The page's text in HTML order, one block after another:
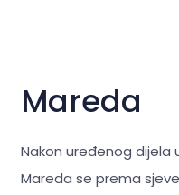
Mareda
Nakon uređenog dijela
Mareda se prema